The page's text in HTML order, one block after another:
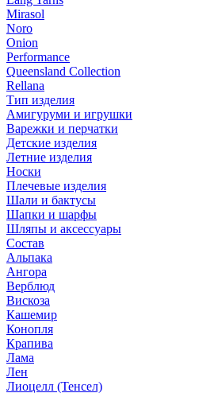
Mirasol
Noro
Onion
Performance
Queensland Collection
Rellana
Тип изделия
Амигуруми и игрушки
Варежки и перчатки
Детские изделия
Летние изделия
Носки
Плечевые изделия
Шали и бактусы
Шапки и шарфы
Шляпы и аксессуары
Состав
Альпака
Ангора
Верблюд
Вискоза
Кашемир
Конопля
Крапива
Лама
Лен
Лиоцелл (Тенсел)